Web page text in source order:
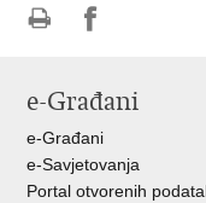
FacebookuTwitteru
e-Građani
e-Građani
e-Savjetovanja
Portal otvorenih